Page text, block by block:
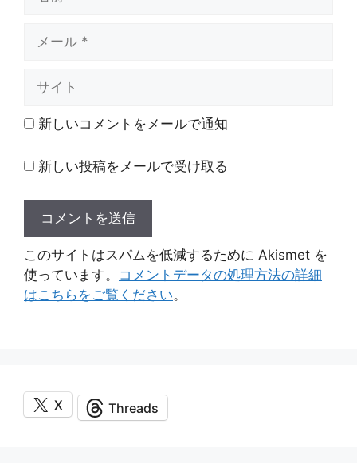
ト 新しいコメントをメールで通知
新しい投稿をメールで受け取る
このサイトはスパムを低減するために Akismet を
使っています。 コメントデータの処理方法の詳細
はこちらをご覧ください。
X Threads